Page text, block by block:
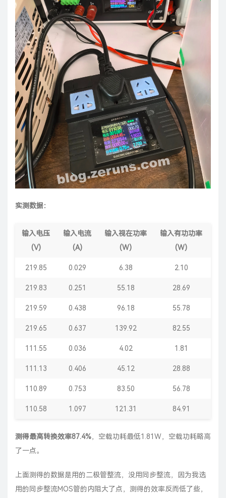
实测数据：
输入电压
(V)
输入电流
(A)
输入视在功率
(W)
输入有功功率
(W)
219.85 0.029 6.38 2.10
219.83 0.251 55.18 28.69
219.59 0.438 96.18 55.78
219.65 0.637 139.92 82.55
111.55 0.036 4.02 1.81
111.13 0.406 45.12 28.88
110.89 0.753 83.50 56.78
110.58 1.097 121.31 84.91
测得最高转换效率87.4%，空载功耗最低1.81W，空载功耗略高
了一点。
上面测得的数据是用的二极管整流，没用同步整流，因为我选
用的同步整流MOS管的内阻大了点，测得的效率反而低了些，